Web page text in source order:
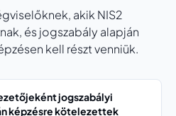
akik NIS2
és jogszabály alapján
kell részt venniük.
jogszabályi
képzésre kötelezettek